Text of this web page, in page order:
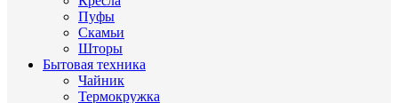
Пуфы
Скамьи
Шторы
Бытовая техника
Чайник
Термокружка